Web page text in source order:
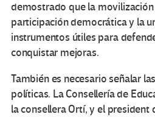
demostrado que la
participación democrática y la
instrumentos útiles para
conquistar mejoras.
También es necesario señalar
políticas. La Consellería de
la consellera Ortí, y el president